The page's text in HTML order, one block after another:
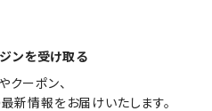
ンを受け取る
クーポン、
新情報をお届けいたします。